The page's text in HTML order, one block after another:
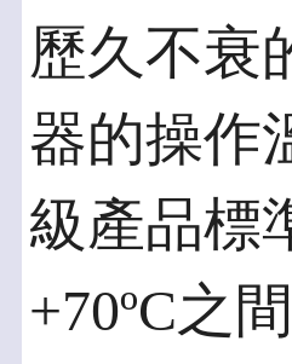
歷久不衰
器的操作
級產品標
+70ºC之